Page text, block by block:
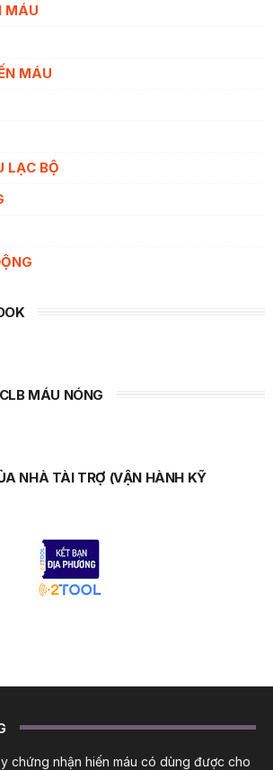
MÁU
MÁU
LẠC BỘ
MÁU NÓNG
NHÀ TÀI TRỢ (VẬN HÀNH KỸ
chứng nhận hiến máu có dùng được cho